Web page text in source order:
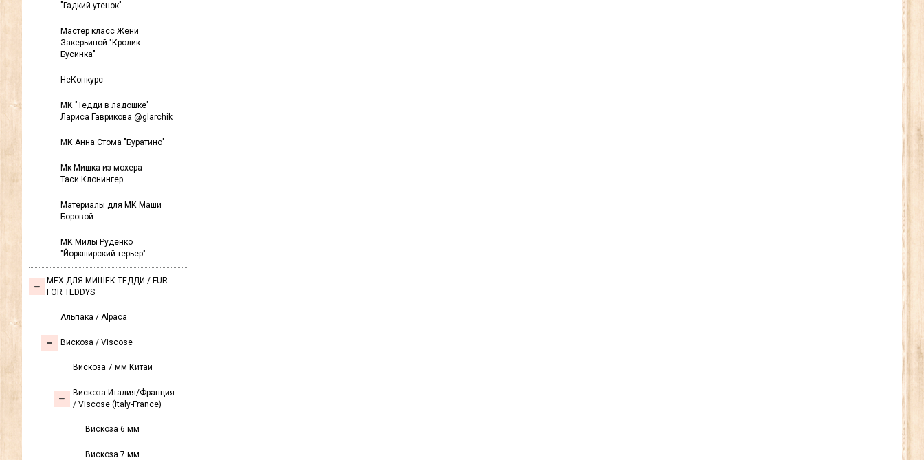
"Гадкий утенок"
Мастер класс Жени
Закерьиной "Кролик
Бусинка"
НеКонкурс
МК "Тедди в ладошке"
Лариса Гаврикова @glarchik
МК Анна Стома "Буратино"
Мк Мишка из мохера
Таси Клонингер
Материалы для МК Маши
Боровой
МК Милы Руденко
"Йоркширский терьер"
МЕХ ДЛЯ МИШЕК ТЕДДИ / FUR
FOR TEDDYS
Альпака / Alpaca
Вискоза / Viscose
Вискоза 7 мм Китай
Вискоза Италия/Франция
/ Viscose (Italy-France)
Вискоза 6 мм
Вискоза 7 мм